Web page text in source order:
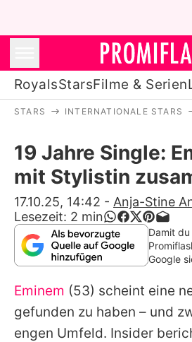
RoyalsStarsFilme & Serien
Stars
Filme & Serien
Lifestyle
Familie &
Alle Themen auf
STARS INTERNATIONALE STARS
19 Jahre Single:
mit Stylistin
17.10.25, 14:42 - Anja-Stine
Lesezeit: 2 min
Damit
Google
Eminem (53) scheint eine
gefunden zu haben – und
engen Umfeld. Insider